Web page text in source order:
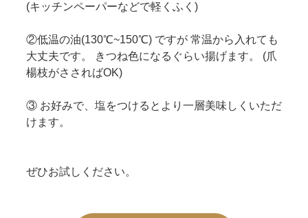
(キッチンペーパーなどで軽くふく)
②低温の油(130℃~150℃) ですが 常温から入れても
大丈夫です。 きつね色になるぐらい揚げます。 (爪
楊枝がささればOK)
③ お好みで、塩をつけるとより一層美味しくいただ
けます。
ぜひお試しください。